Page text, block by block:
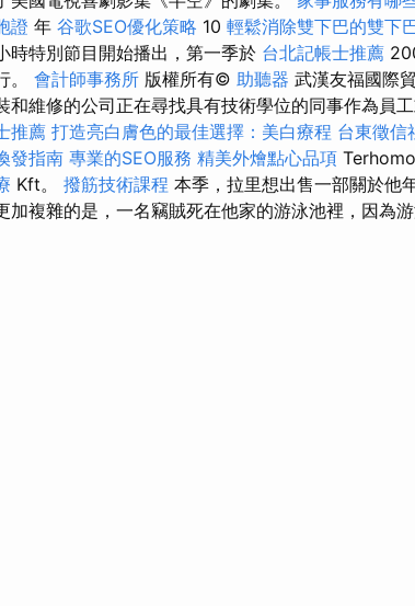
證 年 谷歌SEO優化策略 10 輕鬆消除雙下巴的雙下
時特別節目開始播出，第一季於 台北記帳士推薦
。 會計師事務所 版權所有© 助聽器 武漢友福國際
和維修的公司正在尋找具有技術學位的同事作為員
推薦 打造亮白膚色的最佳選擇：美白療程 台東徵信
發指南 專業的SEO服務 精美外燴點心品項
Kft。 撥筋技術課程 本季，拉里想出售一部關於他
加複雜的是，一名竊賊死在他家的游泳池裡，因為